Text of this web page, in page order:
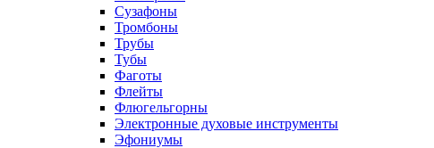
Сузафоны
Тромбоны
Трубы
Тубы
Фаготы
Флейты
Флюгельгорны
Электронные духовые инструменты
Эфониумы